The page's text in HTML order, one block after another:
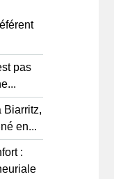
pas
Biarritz,
en...
: